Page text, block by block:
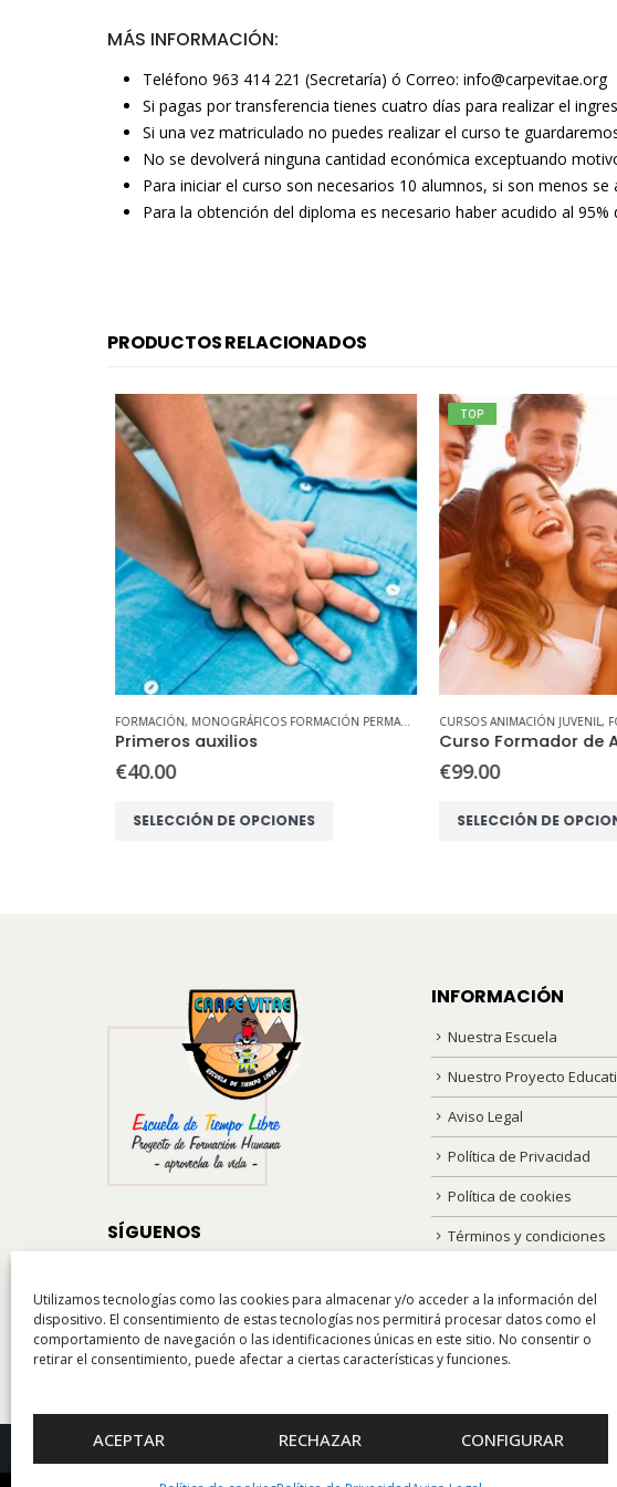
Utilizamos tecnologías como las cookies para almacenar y/o acceder a la información del
dispositivo. El consentimiento de estas tecnologías nos permitirá procesar datos como el
comportamiento de navegación o las identificaciones únicas en este sitio. No consentir o
retirar el consentimiento, puede afectar a ciertas características y funciones.
ACEPTAR RECHAZAR CONFIGURAR
MÁS INFORMACIÓN:
Teléfono 963 414 221 (Secretaría) ó Correo: info@carpevitae.org
Si pagas por transferencia tienes cuatro días para realizar el
Si una vez matriculado no puedes realizar el curso te
No se devolverá ninguna cantidad económica exceptuando
Para iniciar el curso son necesarios 10 alumnos, si son menos
Para la obtención del diploma es necesario haber acudido al 95%
PRODUCTOS RELACIONADOS
FORMACIÓN,MONOGRÁFICOS FORMACIÓN PERMANENTE
Primeros auxilios
€40.00
SELECCIÓN DE OPCIONES
TOP
CURSOS ANIMACIÓN JUVENIL,
€99.00
SELECCIÓN DE
SÍGUENOS
perfiles en Redes Sociales. ¡Síguenos!
INFORMACIÓN
Nuestra Escuela
Nuestro Proyecto
Aviso Legal
Política de Privacidad
Política de cookies
Términos y condiciones